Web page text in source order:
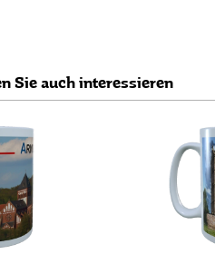
Sie auch interessieren